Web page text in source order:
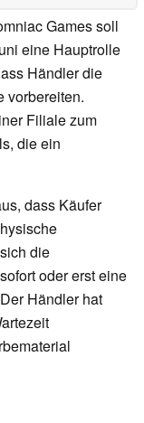
Games soll
eine Hauptrolle
Händler die
vorbereiten.
Filiale zum
die ein
dass Käufer
die
oder erst eine
Händler hat